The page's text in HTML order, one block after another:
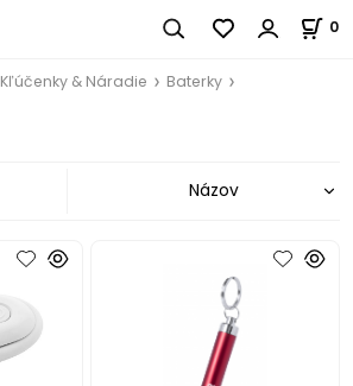
0
Kľúčenky & Náradie Baterky